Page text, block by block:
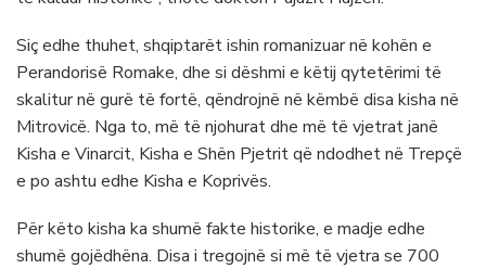
Siç edhe thuhet, shqiptarët ishin romanizuar në kohën e
Perandorisë Romake, dhe si dëshmi e këtij qytetërimi të
skalitur në gurë të fortë, qëndrojnë në këmbë disa kisha në
Mitrovicë. Nga to, më të njohurat dhe më të vjetrat janë
Kisha e Vinarcit, Kisha e Shën Pjetrit që ndodhet në Trepçë
e po ashtu edhe Kisha e Koprivës.
Për këto kisha ka shumë fakte historike, e madje edhe
shumë gojëdhëna. Disa i tregojnë si më të vjetra se 700